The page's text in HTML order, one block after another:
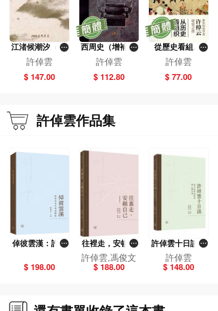
江渚候潮汐（全
二冊）
許倬雲
$ 147.00
西周史（增補二
版）（精）
許倬雲
$ 112.80
從歷史看組織
（精）
許倬雲
$ 77.00
許倬雲作品集
倬彼雲漢：許倬
$ 198.00
往裡走，安頓自
己（繁體增訂
版）
許倬雲,馮俊文
$ 188.00
許倬雲十日談：
當今世界的格局
與人類未來
許倬雲
$ 148.00